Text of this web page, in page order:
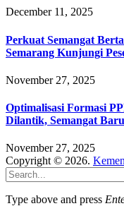
December 11, 2025
Perkuat Semangat
Semarang Kunjungi
November 27, 2025
Optimalisasi Formasi
Dilantik, Semangat
November 27, 2025
Copyright © 2026.
Type above and press